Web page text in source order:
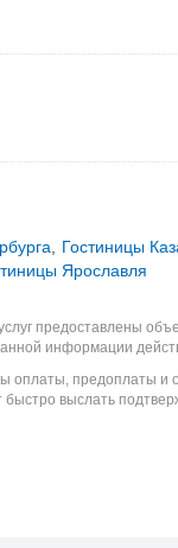
Гостиницы
Ярославля
предоставлены
информации
оплаты, предоплаты и
быстро выслать